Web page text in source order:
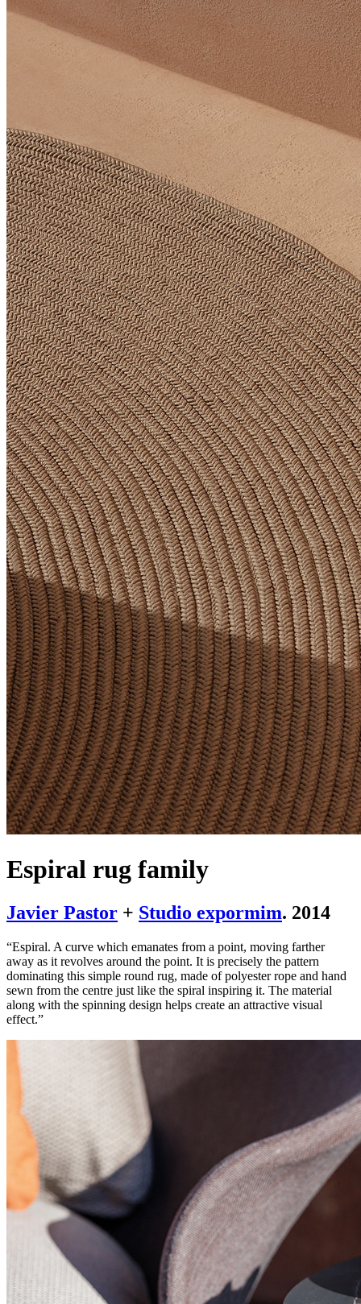
Espiral rug family
Javier Pastor + Studio expormim. 2014
“Espiral. A curve which emanates from a point, moving farther
away as it revolves around the point. It is precisely the pattern
dominating this simple round rug, made of polyester rope and hand
sewn from the centre just like the spiral inspiring it. The material
along with the spinning design helps create an attractive visual
effect.”